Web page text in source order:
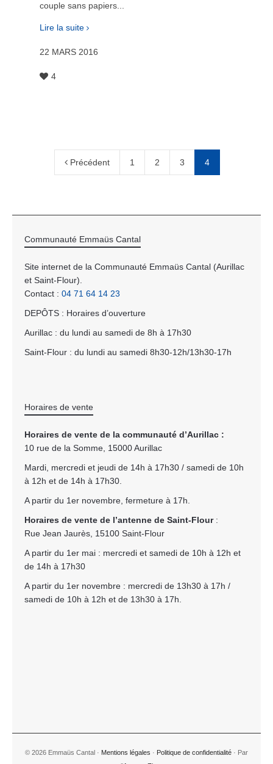
couple sans papiers...
Lire la suite
22 MARS 2016
4
Précédent 1 2 3 4
Communauté Emmaüs Cantal
Site internet de la Communauté Emmaüs Cantal (Aurillac
et Saint-Flour).
Contact : 04 71 64 14 23
DEPÔTS : Horaires d’ouverture
Aurillac : du lundi au samedi de 8h à 17h30
Saint-Flour : du lundi au samedi 8h30-12h/13h30-17h
Horaires de vente
Horaires de vente de la communauté d’Aurillac :
10 rue de la Somme, 15000 Aurillac
Mardi, mercredi et jeudi de 14h à 17h30 / samedi de 10h
à 12h et de 14h à 17h30.
A partir du 1er novembre, fermeture à 17h.
Horaires de vente de l’antenne de Saint-Flour:
Rue Jean Jaurès, 15100 Saint-Flour
A partir du 1er mai : mercredi et samedi de 10h à 12h et
de 14h à 17h30
A partir du 1er novembre : mercredi de 13h30 à 17h /
samedi de 10h à 12h et de 13h30 à 17h.
© 2026 Emmaüs Cantal · Mentions légales · Politique de confidentialité · Par